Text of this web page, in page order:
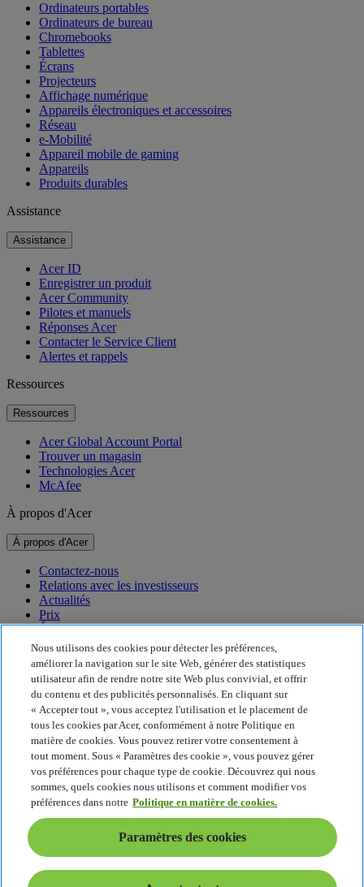
Ordinateurs portables
Ordinateurs de bureau
Chromebooks
Tablettes
Écrans
Projecteurs
Affichage numérique
Appareils électroniques et accessoires
Réseau
e-Mobilité
Appareil mobile de gaming
Appareils
Produits durables
Assistance
Assistance
Acer ID
Enregistrer un produit
Acer Community
Pilotes et manuels
Réponses Acer
Contacter le Service Client
Alertes et rappels
Ressources
Ressources
Acer Global Account Portal
Trouver un magasin
Technologies Acer
McAfee
À propos d'Acer
À propos d'Acer
Contactez-nous
Relations avec les investisseurs
Actualités
Prix
Événements
Développement durable
Développement durable
Responsabilité sociale de l'entreprise
Empreinte carbone du produit
Project Humanity
Earthion
Politique de confidentialité
Politique en matière de cookies
Mentions légales
Informations légales supplémentaires
Politique en matière d'accessibilité
Paramètres des cookies
France - Français
Nous utilisons des cookies pour détecter les préférences,
améliorer la navigation sur le site Web, générer des statistiques
utilisateur afin de rendre notre site Web plus convivial, et offrir
du contenu et des publicités personnalisés. En cliquant sur
« Accepter tout », vous acceptez l'utilisation et le placement de
tous les cookies par Acer, conformément à notre Politique en
matière de cookies. Vous pouvez retirer votre consentement à
tout moment. Sous « Paramètres des cookie », vous pouvez gérer
vos préférences pour chaque type de cookie. Découvrez qui nous
sommes, quels cookies nous utilisons et comment modifier vos
préférences dans notre Politique en matière de cookies.
Paramètres des cookies